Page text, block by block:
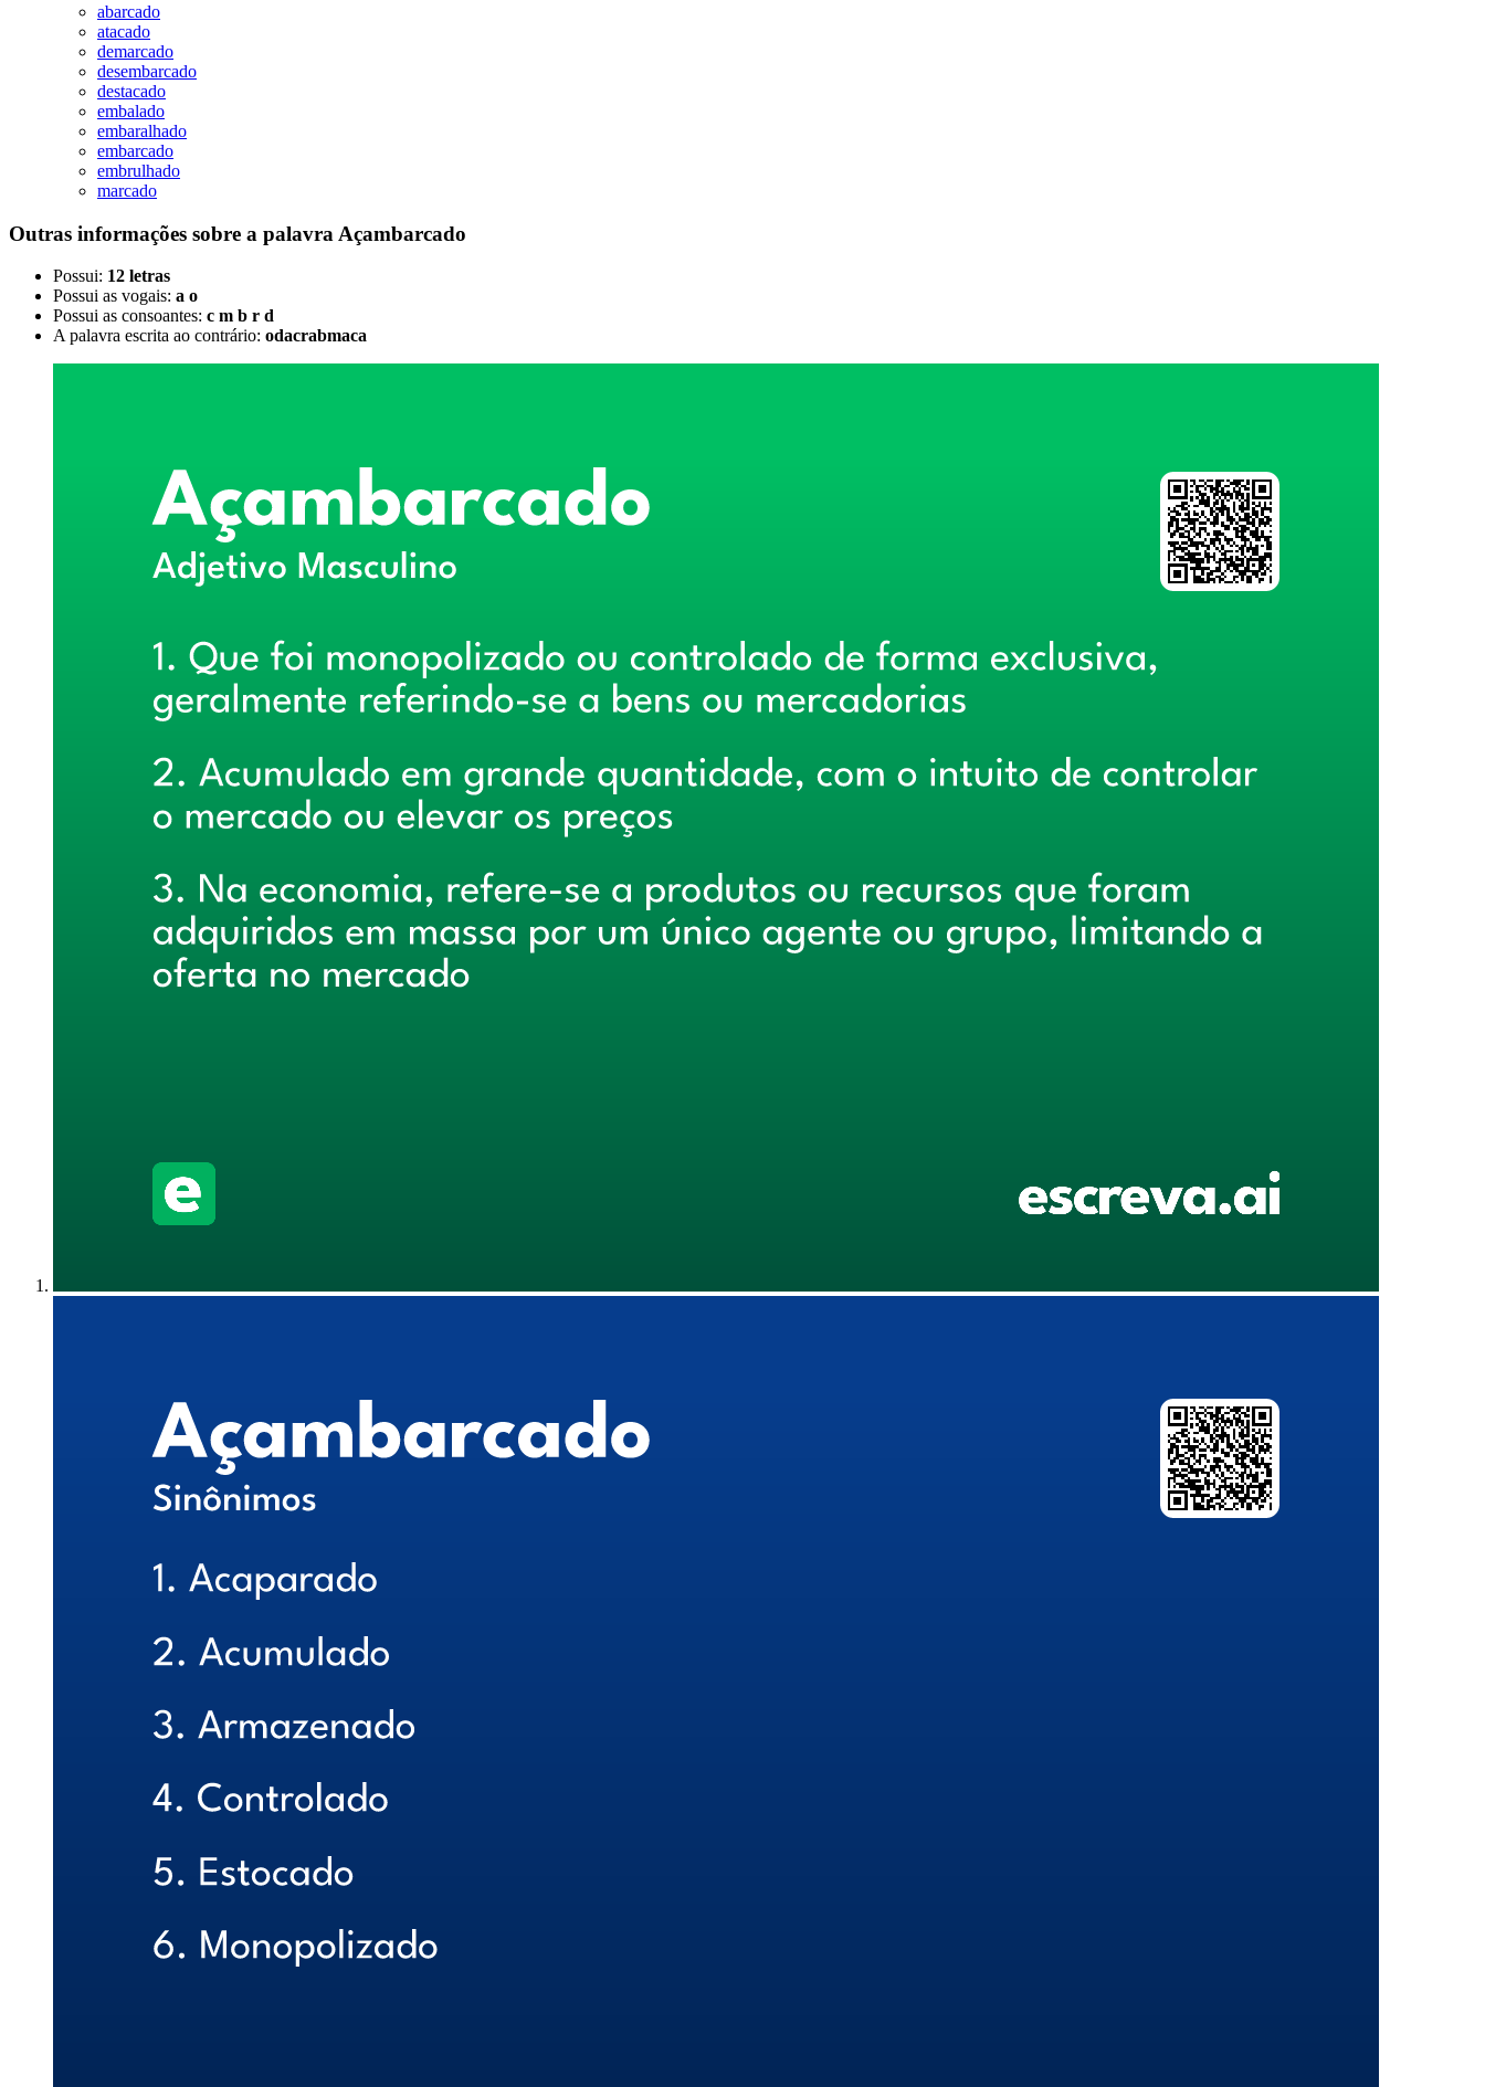
abarcado
atacado
demarcado
desembarcado
destacado
embalado
embaralhado
embarcado
embrulhado
marcado
Outras informações sobre a palavra Açambarcado
Possui: 12 letras
Possui as vogais: a o
Possui as consoantes: c m b r d
A palavra escrita ao contrário: odacrabmaca